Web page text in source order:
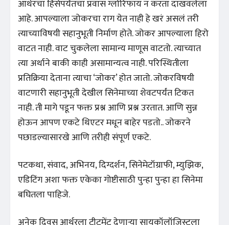
आर्थरचा हिंसेपर्यंतचा प्रवास ग्लोरिफाय न करता दाखवलेला
आहे. आपल्याला जोकरचा राग येत नाही हे खरं असलं तरी
त्याच्याविषयी सहानुभूती निर्माण होते. जोकर आपल्याला हिरो
वाटत नाही. वाट चुकलेला सामान्य माणूस वाटतो. त्याच्यात
त्या अर्थाने बाकी काही असामान्यत्व नाही. परिस्थितीला
प्रतिक्रिया देताना त्याचा ‘जोकर’ होत जातो. जोकरविषयी
वाटणारी सहानुभूती देखील सिनेमाच्या शेवटपर्यंत टिकत
नाही. ती मागे पडून फक्त प्रश्न आणि प्रश्न उरतात. आणि सुन्न
होऊन आपण एकटे थिएटर मधून बाहेर पडतो.. जोकरने
पछाडल्यासारखे आणि तरीही संपूर्ण एकटे.
पटकथा, संवाद, अभिनय, दिग्दर्शन, सिनेमेटॉग्राफी, म्युझिक,
एडिटिंग अशा फक्त एकेका गोष्टीसाठी पुन्हा पुन्हा हा सिनेमा
बघितला पाहिजे.